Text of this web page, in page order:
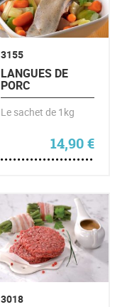
3155
LANGUES DE
PORC
Le sachet de 1kg
14,90€
3018